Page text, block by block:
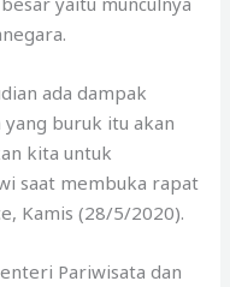
ada dampak
buruk itu akan
kita untuk
saat membuka rapat
Kamis (28/5/2020).
Pariwisata dan